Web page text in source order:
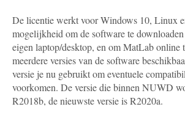
De licentie werkt voor Windows 10, Linux
mogelijkheid om de software te
eigen laptop/desktop, en om MatLab online
meerdere versies van de software
versie je nu gebruikt om eventuele
voorkomen. De versie die binnen NUWD
R2018b, de nieuwste versie is R2020a.